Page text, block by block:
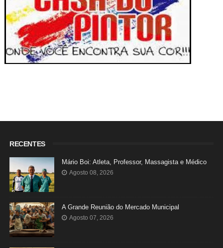
RECENTES
Mário Boi: Atleta, Professor, Massagista e Médico
Agosto 08, 2026
A Grande Reunião do Mercado Municipal
Agosto 07, 2026